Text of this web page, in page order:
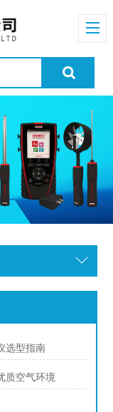
选型指南
质空气环境